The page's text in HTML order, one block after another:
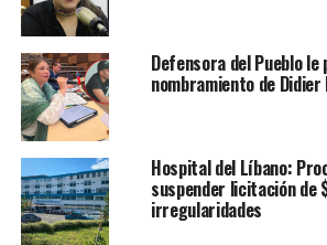
Defensora del Pueblo le
nombramiento de Didier
Hospital del Líbano:
suspender licitación de
irregularidades